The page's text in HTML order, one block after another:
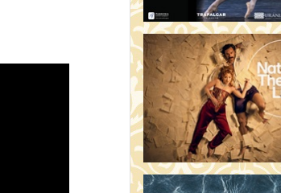
19:00 Törőcsik Mari terem
HOGYAN TUDNÉK ÉLNI
NÉLKÜLED? (12)
19:00 Díszterem
ODÜSSZEIA (16)